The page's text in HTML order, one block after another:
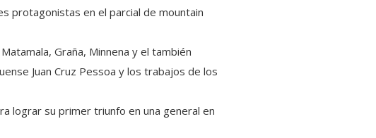
protagonistas en el parcial de mountain
Graña, Minnena y el también
Juan Cruz Pessoa y los trabajos de los
lograr su primer triunfo en una general en